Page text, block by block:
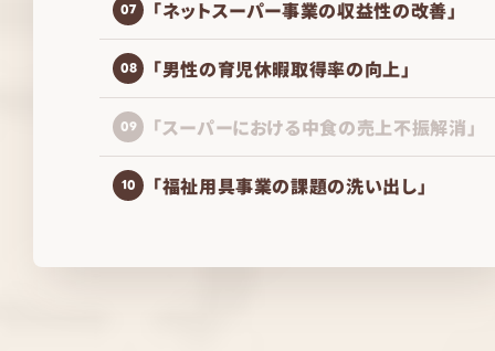
07 「ネットスーパー事業の収益性の改善」
08 「男性の育児休暇取得率の向上」
09 「スーパーにおける中食の売上不振解消」
10 「福祉用具事業の課題の洗い出し」